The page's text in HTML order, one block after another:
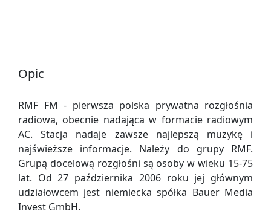
Opic
RMF FM - pierwsza polska prywatna rozgłośnia
radiowa, obecnie nadająca w formacie radiowym
AC. Stacja nadaje zawsze najlepszą muzykę i
najświeższe informacje. Należy do grupy RMF.
Grupą docelową rozgłośni są osoby w wieku 15-75
lat. Od 27 października 2006 roku jej głównym
udziałowcem jest niemiecka spółka Bauer Media
Invest GmbH.